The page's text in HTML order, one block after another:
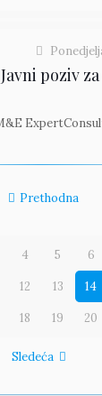
poziv
Prethodna
4 5 6
12 13 14
18 19 20
Sledeća